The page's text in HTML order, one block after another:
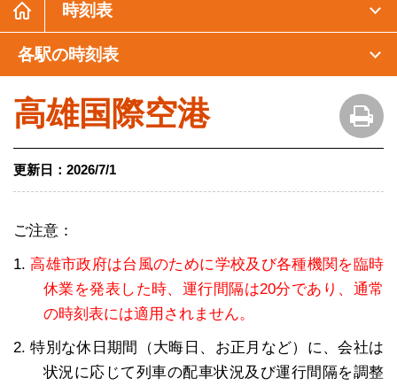
時刻表
各駅の時刻表
高雄国際空港
更新日： 2026/7/1
ご注意：
1.高雄市政府は台風のために学校及び各種機関を臨時
休業を発表した時、運行間隔は20分であり、通常
の時刻表には適用されません。
2. 特別な休日期間（大晦日、お正月など）に、会社は
状況に応じて列車の配車状況及び運行間隔を調整